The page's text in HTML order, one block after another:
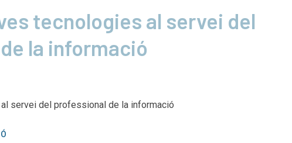
tecnologies al servei del
la informació
servei del professional de la informació